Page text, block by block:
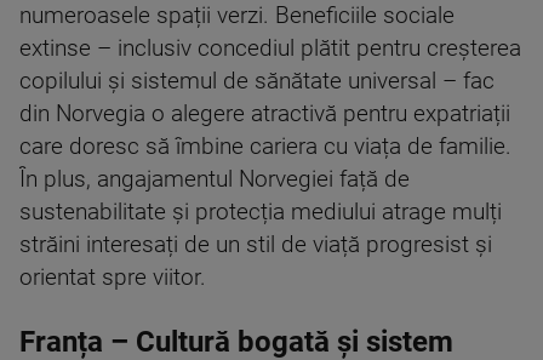
numeroasele spații verzi. Beneficiile sociale
extinse – inclusiv concediul plătit pentru creșterea
copilului și sistemul de sănătate universal – fac
din Norvegia o alegere atractivă pentru expatriații
care doresc să îmbine cariera cu viața de familie.
În plus, angajamentul Norvegiei față de
sustenabilitate și protecția mediului atrage mulți
străini interesați de un stil de viață progresist și
orientat spre viitor.
Franța – Cultură bogată și sistem